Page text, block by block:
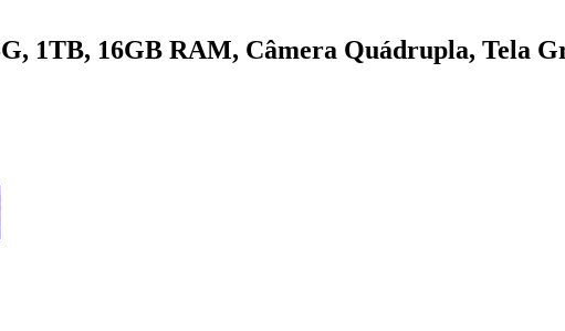
1TB, 16GB RAM, Câmera Quádrupla, Tela